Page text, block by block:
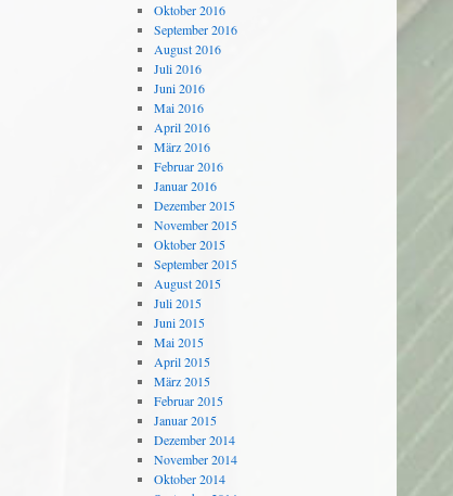
Oktober 2016
September 2016
August 2016
Juli 2016
Juni 2016
Mai 2016
April 2016
März 2016
Februar 2016
Januar 2016
Dezember 2015
November 2015
Oktober 2015
September 2015
August 2015
Juli 2015
Juni 2015
Mai 2015
April 2015
März 2015
Februar 2015
Januar 2015
Dezember 2014
November 2014
Oktober 2014